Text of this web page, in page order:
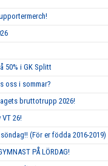
50% i GK Splitt
oss i sommar?
bruttotrupp 2026!
26!
(För er födda 2016-2019)
PÅ LÖRDAG!